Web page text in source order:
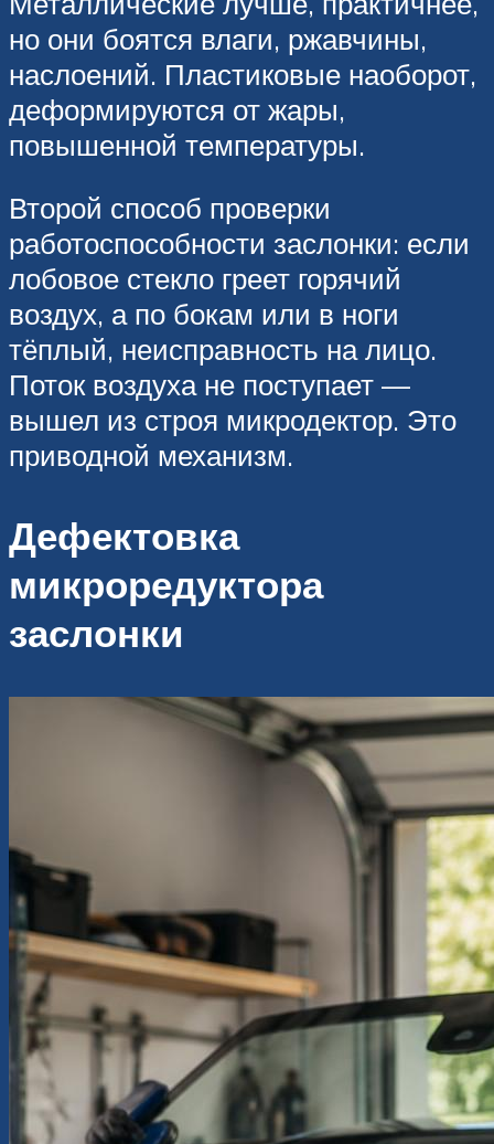
но они боятся влаги, ржавчины,
наслоений. Пластиковые наоборот,
деформируются от жары,
повышенной температуры.
Второй способ проверки
работоспособности заслонки: если
лобовое стекло греет горячий
воздух, а по бокам или в ноги
тёплый, неисправность на лицо.
Поток воздуха не поступает —
вышел из строя микродектор. Это
приводной механизм.
Дефектовка
микроредуктора
заслонки